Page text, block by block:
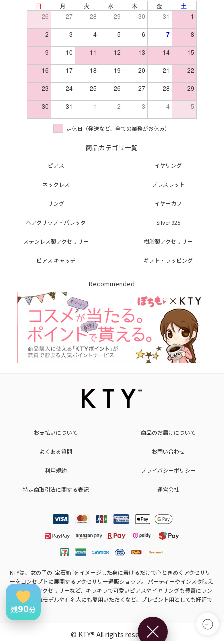
日 月 火 水 木 金
土
26
27 28 29 30 31 1
2 3 4 5 6 7 8
9 10 11 12 13 14 15
16 17 18 19 20 21 22
23 24 25 26 27 28 29
30 31 1 2 3 4 5
定休日（発送など、全ての業務がお休み）
商品カテゴリ一覧
ピアス イヤリング
ネックレス ブレスレット
リング イヤーカフ
ヘアクリップ・バレッタ Silver 925
ステンレス製アクセサリー 樹脂製アクセサリー
ピアス キャッチ ギフト・ラッピング
Recommended
お支払いについて 商品のお届けについて
よくある質問 お問い合わせ
利用規約 プライバシーポリシー
特定商取引法に関する表記 運営会社
KTYは、女の子の"宝石箱"をイメージした身に着けるだけで心ときめくアクセサリ
ーをコンセプトに展開するアクセサリー通販ショップ。 パーティーやインスタ映え
するモテ・アクセサリーなど、キラキラで可愛いピアスやイヤリングも豊富にラン
ナップ。人気モデルや有名人にも愛用いただくなど、プレゼント用としても好評で
す。
© KTY® All rights reserved×
残90分